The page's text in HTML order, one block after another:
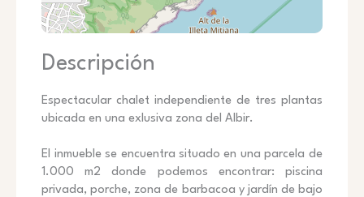
Descripción
Espectacular chalet independiente de tres plantas
ubicada en una exlusiva zona del Albir.
El inmueble se encuentra situado en una parcela de
1.000 m2 donde podemos encontrar: piscina
privada, porche, zona de barbacoa y jardín de bajo